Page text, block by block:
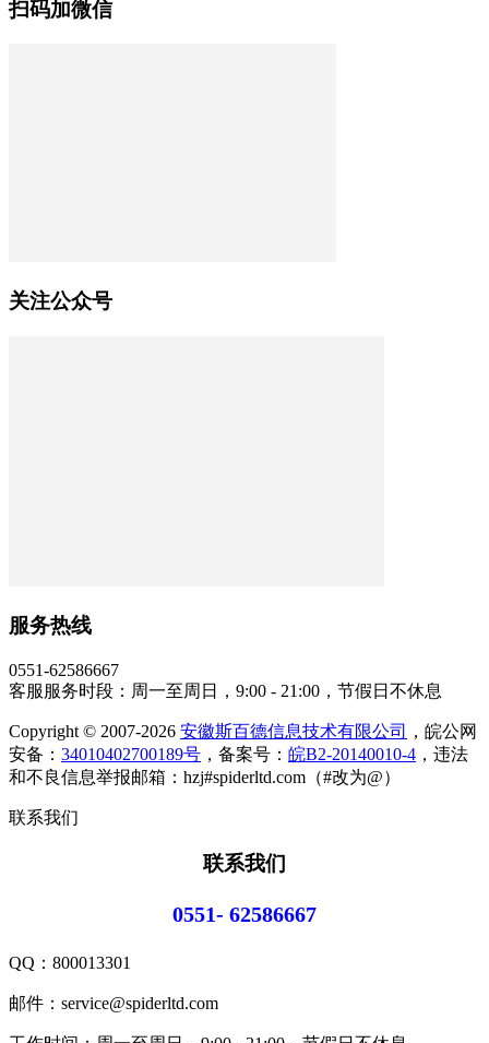
扫码加微信
关注公众号
服务热线
0551-62586667
客服服务时段：周一至周日，9:00 - 21:00，节假日不休息
Copyright © 2007-2026 安徽斯百德信息技术有限公司
，皖公网
安备： 34010402700189号 ，备案号： 皖B2-20140010-4 ，违法
和不良信息举报邮箱：hzj#spiderltd.com（#改为@）
联系我们
联系我们
0551- 62586667
QQ： 800013301
邮件：service@spiderltd.com